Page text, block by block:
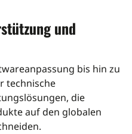
und
bis hin zu
technische
die
auf den globalen